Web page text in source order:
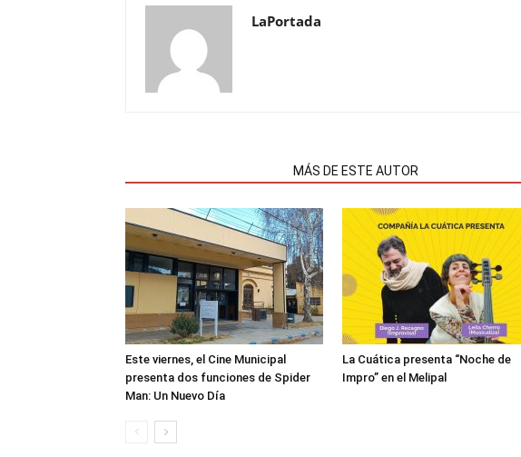
LaPortada
MÁS DE ESTE AUTOR
Este viernes, el Cine Municipal
presenta dos funciones de Spider
Man: Un Nuevo Día
La Cuática presenta “Noche de
Impro” en el Melipal